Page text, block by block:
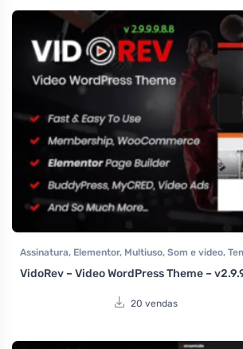
Assinatura, Elementor, Multiuso, Som e video,
Todos os itens, Woocommerce
VidoRev – Video WordPress Theme –
20 vendas